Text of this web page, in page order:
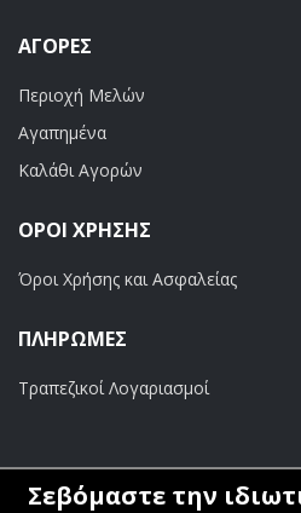
ΑΓΟΡΈΣ
Περιοχή Μελών
Αγαπημένα
Καλάθι Αγορών
ΟΡΟΙ ΧΡΗΣΗΣ
Όροι Χρήσης και Ασφαλείας
ΠΛΗΡΩΜΕΣ
Τραπεζικοί Λογαριασμοί
Σεβόμαστε την